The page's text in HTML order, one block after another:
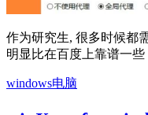
作为研究生, 很多时候都
明显比在百度上靠谱一
windows电脑